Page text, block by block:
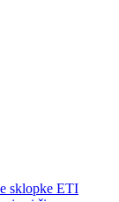
sklopke ETI